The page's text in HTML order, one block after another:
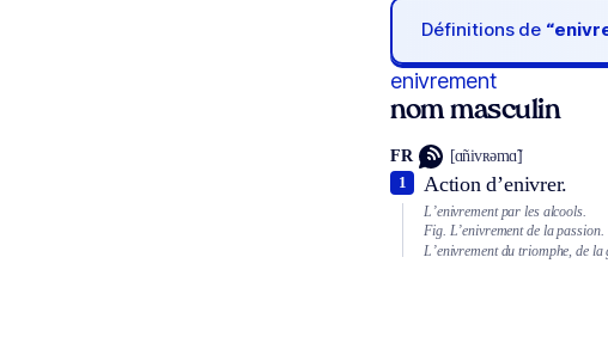
Définitions de
enivrement
nom masculin
FR [ɑ̃nivʀəmɑ̃]
Action d’enivrer.
1
L’enivrement par les alcools.
Fig. L’enivrement de la passion.
L’enivrement du triomphe, de la